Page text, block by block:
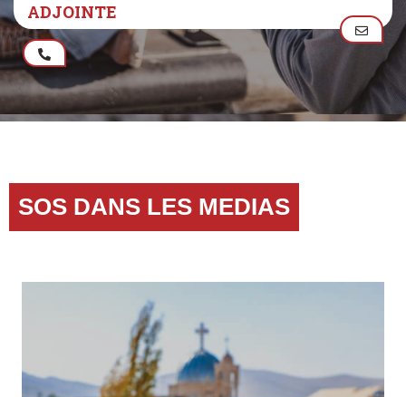
ADJOINTE
SOS DANS LES MEDIAS